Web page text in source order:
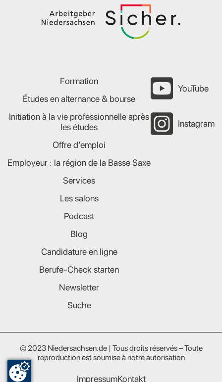
Formation
Études en alternance & bourse
Initiation à la vie professionnelle après
les études
Offre d’emploi
Employeur : la région de la Basse Saxe
Services
Les salons
Podcast
Blog
Candidature en ligne
Berufe-Check starten
Newsletter
Suche
YouTube
Instagram
© 2023 Niedersachsen.de | Tous droits réservés – Toute
reproduction est soumise à notre autorisation
ImpressumKontakt